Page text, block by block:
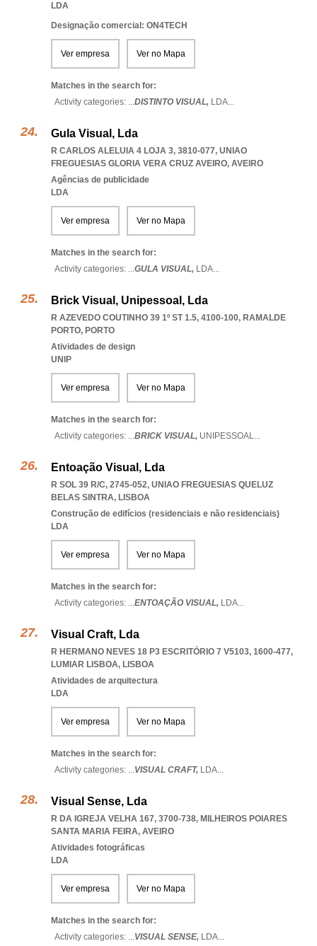
LDA
Designação comercial: ON4TECH
Ver empresa Ver no Mapa
Matches in the search for:
Activity categories: ...DISTINTO VISUAL, LDA...
Gula Visual, Lda
R CARLOS ALELUIA 4 LOJA 3, 3810-077, UNIAO
FREGUESIAS GLORIA VERA CRUZ AVEIRO, AVEIRO
Agências de publicidade
LDA
Ver empresa Ver no Mapa
Matches in the search for:
Activity categories: ...GULA VISUAL, LDA...
Brick Visual, Unipessoal, Lda
R AZEVEDO COUTINHO 39 1º ST 1.5, 4100-100, RAMALDE
PORTO, PORTO
Atividades de design
UNIP
Ver empresa Ver no Mapa
Matches in the search for:
Activity categories: ...BRICK VISUAL, UNIPESSOAL...
Entoação Visual, Lda
R SOL 39 R/C, 2745-052, UNIAO FREGUESIAS QUELUZ
BELAS SINTRA, LISBOA
Construção de edifícios (residenciais e não residenciais)
LDA
Ver empresa Ver no Mapa
Matches in the search for:
Activity categories: ...ENTOAÇÃO VISUAL, LDA...
Visual Craft, Lda
R HERMANO NEVES 18 P3 ESCRITÓRIO 7 V5103, 1600-477,
LUMIAR LISBOA, LISBOA
Atividades de arquitectura
LDA
Ver empresa Ver no Mapa
Matches in the search for:
Activity categories: ...VISUAL CRAFT, LDA...
Visual Sense, Lda
R DA IGREJA VELHA 167, 3700-738, MILHEIROS POIARES
SANTA MARIA FEIRA, AVEIRO
Atividades fotográficas
LDA
Ver empresa Ver no Mapa
Matches in the search for:
Activity categories: ...VISUAL SENSE, LDA...